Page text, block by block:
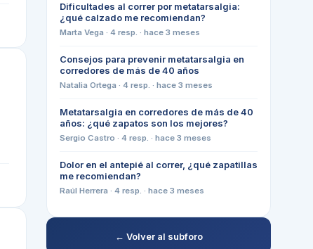
Dificultades al correr por metatarsalgia:
¿qué calzado me recomiendan?
Marta Vega · 4 resp. · hace 3 meses
Consejos para prevenir metatarsalgia en
corredores de más de 40 años
Natalia Ortega · 4 resp. · hace 3 meses
Metatarsalgia en corredores de más de 40
años: ¿qué zapatos son los mejores?
Sergio Castro · 4 resp. · hace 3 meses
Dolor en el antepié al correr, ¿qué zapatillas
me recomiendan?
Raúl Herrera · 4 resp. · hace 3 meses
← Volver al subforo